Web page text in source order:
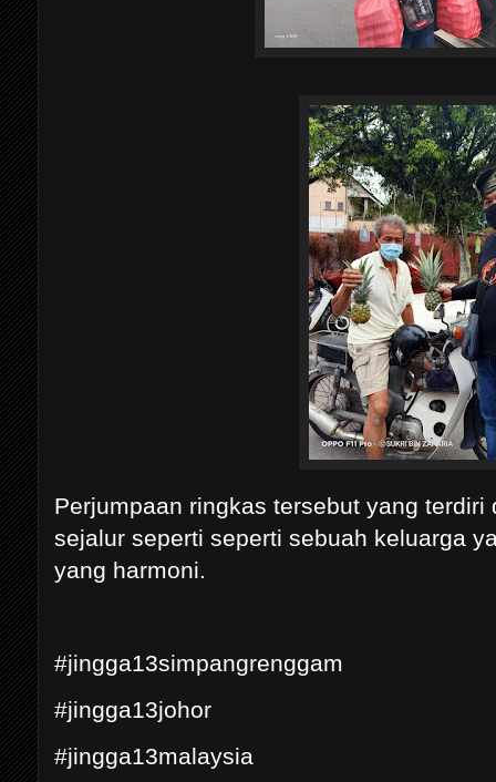
Perjumpaan ringkas tersebut yang
sejalur seperti seperti sebuah keluarga
yang harmoni.
#jingga13simpangrenggam
#jingga13johor
#jingga13malaysia